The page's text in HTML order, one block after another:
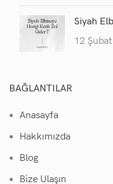
Siyah
12
BAĞLANTILAR
Anasayfa
Hakkımızda
Blog
Bize Ulaşın